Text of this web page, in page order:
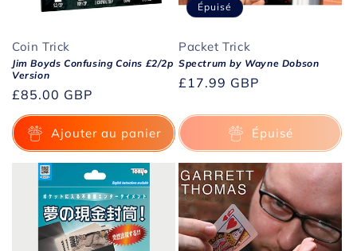
Coin Trick
Jim Boyds Confusing Coins £2/2p
Version
Prix
habituel
£85.00 GBP
Ajouter au panier
Épuisé
Packet Trick
Spectrum by Wayne Dobson
Prix
£17.99 GBP
Épuisé